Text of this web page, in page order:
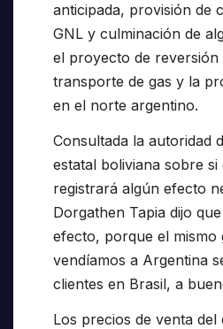
anticipada, provisión de
GNL y culminación de
el proyecto de reversión
transporte de gas y la
en el norte argentino.
Consultada la autoridad
estatal boliviana sobre si
registrará algún efecto
Dorgathen Tapia dijo
efecto, porque el mismo
vendíamos a Argentina
clientes en Brasil, a
Los precios de venta del